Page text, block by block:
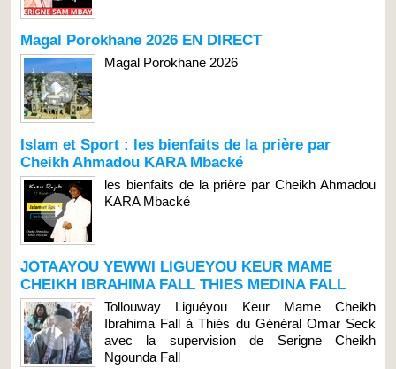
Magal Porokhane 2026 EN DIRECT
Magal Porokhane 2026
Islam et Sport : les bienfaits de la prière par
Cheikh Ahmadou KARA Mbacké
les bienfaits de la prière par Cheikh Ahmadou
KARA Mbacké
JOTAAYOU YEWWI LIGUEYOU KEUR MAME
CHEIKH IBRAHIMA FALL THIES MEDINA FALL
Tollouway Liguéyou Keur Mame Cheikh
Ibrahima Fall à Thiés du Général Omar Seck
avec la supervision de Serigne Cheikh
Ngounda Fall